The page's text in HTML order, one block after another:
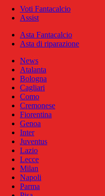
Voti Fantacalcio
Assist
Asta Fantacalcio
Asta di riparazione
News
Atalanta
Bologna
Cagliari
Como
Cremonese
Fiorentina
Genoa
Inter
Juventus
Lazio
Lecce
Milan
Napoli
Parma